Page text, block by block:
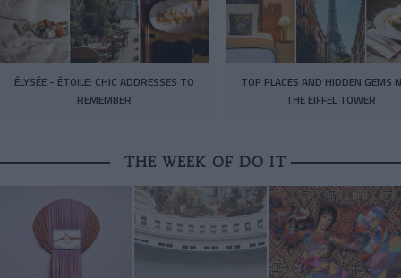
ÉLYSÉE - ÉTOILE: CHIC ADDRESSES TO
REMEMBER
TOP PLACES AND HIDDEN GEMS
THE EIFFEL TOWER
THE WEEK OF DO IT